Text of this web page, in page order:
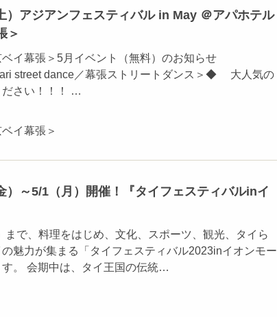
）アジアンフェスティバル in May ＠アパホテル
＞
イ幕張＞5月イベント（無料）のお知らせ
street dance／幕張ストリートダンス＞◆ 大人気の
ださい！！！ …
イ幕張＞
）～5/1（月）開催！『タイフェスティバルinイ
で、料理をはじめ、文化、スポーツ、観光、タイら
魅力が集まる「タイフェスティバル2023inイオンモー
。 会期中は、タイ王国の伝統…